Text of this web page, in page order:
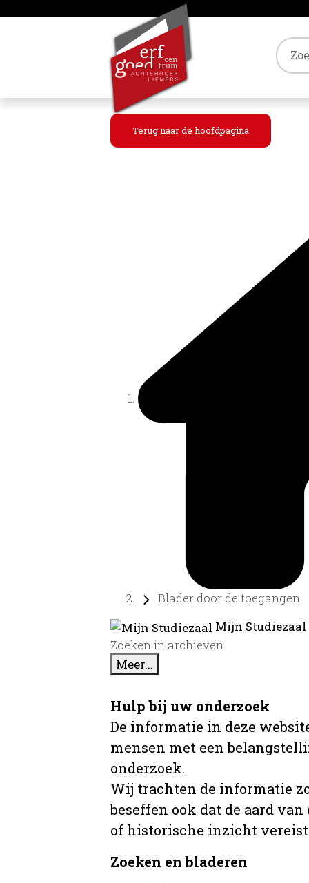
Terug naar de hoofdpagina
Blader door de toegangen
Mijn
Zoeken in archieven
Meer...
Hulp bij uw onderzoek
De informatie in deze
mensen met een
onderzoek.
Wij trachten de informatie
beseffen ook dat de aard
of historische inzicht
Zoeken en bladeren